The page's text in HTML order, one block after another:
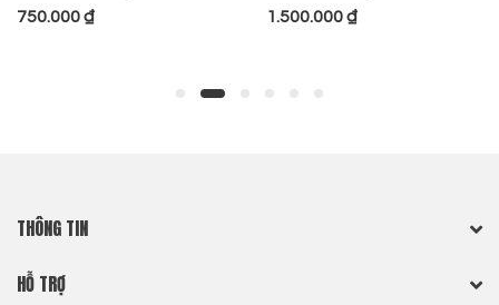
750.000₫ 1.500.000₫
THÔNG TIN
HỖ TRỢ